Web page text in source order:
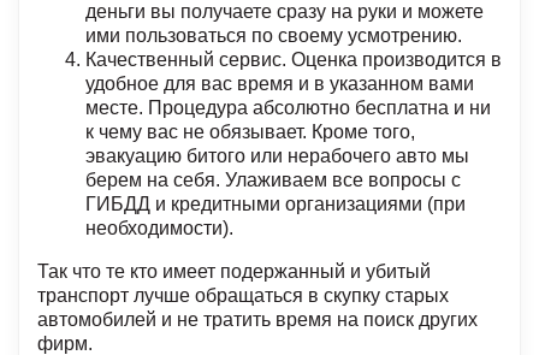
деньги вы получаете сразу на руки и можете
ими пользоваться по своему усмотрению.
Качественный сервис. Оценка производится в
удобное для вас время и в указанном вами
месте. Процедура абсолютно бесплатна и ни
к чему вас не обязывает. Кроме того,
эвакуацию битого или нерабочего авто мы
берем на себя. Улаживаем все вопросы с
ГИБДД и кредитными организациями (при
необходимости).
Так что те кто имеет подержанный и убитый
транспорт лучше обращаться в скупку старых
автомобилей и не тратить время на поиск других
фирм.